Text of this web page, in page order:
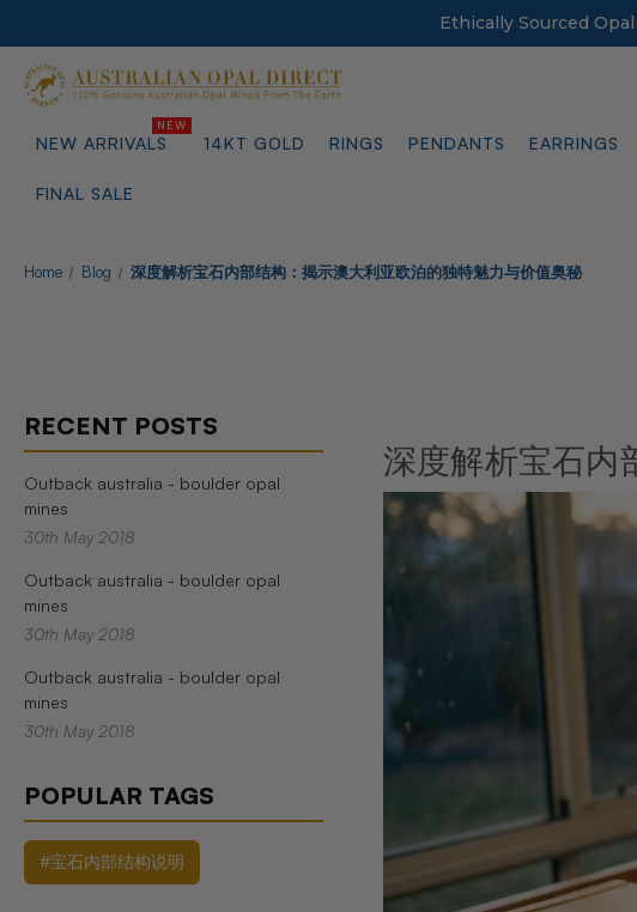
Ethically Sourced
NEW ARRIVALS 14KT GOLD RINGS PENDANTS EARRINGS
FINAL SALE
Home Blog 深度解析宝石内部结构：揭示澳大利亚欧泊的独特魅力与价值奥秘
RECENT POSTS
Outback australia - boulder opal
mines
30th May 2018
Outback australia - boulder opal
mines
30th May 2018
Outback australia - boulder opal
mines
30th May 2018
POPULAR TAGS
#宝石内部结构说明
深度解析宝石内